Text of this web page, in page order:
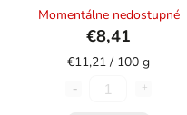
Momentálne nedostupné
€8,41
€11,21 / 100 g